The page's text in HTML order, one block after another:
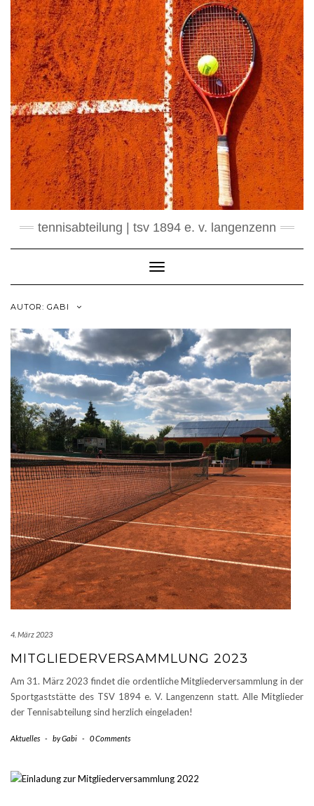
Skip
content
tennisabteilung | tsv 1894 e. v. langenzenn
Toggle Navigation
AUTOR: GABI
4. März 2023
MITGLIEDERVERSAMMLUNG 2023
Am 31. März 2023 findet die ordentliche Mitgliederversammlung in der
Sportgaststätte des TSV 1894 e. V. Langenzenn statt. Alle Mitglieder
der Tennisabteilung sind herzlich eingeladen!
Aktuelles - byGabi - 0 Comments